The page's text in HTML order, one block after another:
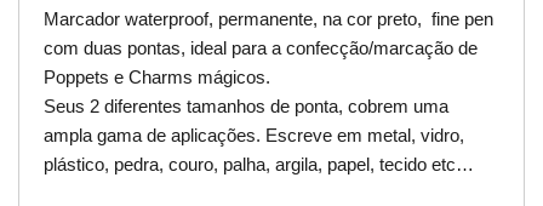
Marcador waterproof, permanente, na cor preto, fine pen
com duas pontas, ideal para a confecção/marcação de
Poppets e Charms mágicos.
Seus 2 diferentes tamanhos de ponta, cobrem uma
ampla gama de aplicações. Escreve em metal, vidro,
plástico, pedra, couro, palha, argila, papel, tecido etc…